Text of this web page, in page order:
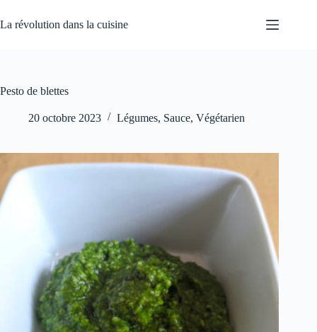
au
contenu
La révolution dans la cuisine
Pesto de blettes
20 octobre 2023 Légumes, Sauce, Végétarien